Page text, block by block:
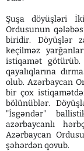
Şuşa döyüşləri
Ordusunun
biridir. Döyüşlər
keçilməz
istiqamət
qayalıqlarına
olub. Azərbaycan
bir çox
bölünüblər.
"İsgəndər"
azərbaycanlı
Azərbaycan
şəhərdən qovub.